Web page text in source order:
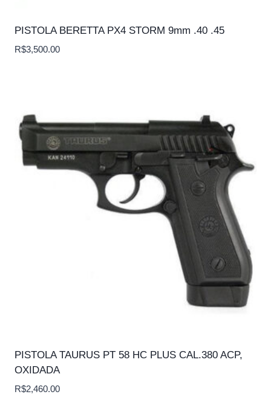
PISTOLA BERETTA PX4 STORM 9mm .40 .45
R$3,500.00
PISTOLA TAURUS PT 58 HC PLUS CAL.380 ACP,
OXIDADA
R$2,460.00